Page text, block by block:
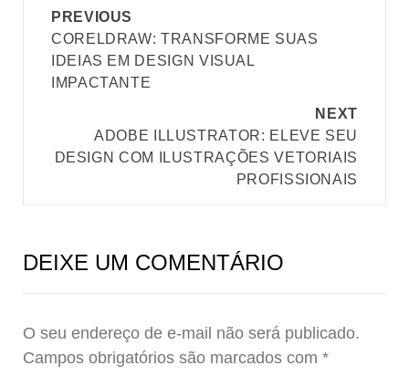
Post
navigation
PREVIOUS
CORELDRAW: TRANSFORME SUAS
IDEIAS EM DESIGN VISUAL
IMPACTANTE
NEXT
ADOBE ILLUSTRATOR: ELEVE SEU
DESIGN COM ILUSTRAÇÕES VETORIAIS
PROFISSIONAIS
DEIXE UM COMENTÁRIO
O seu endereço de e-mail não será publicado.
Campos obrigatórios são marcados com *